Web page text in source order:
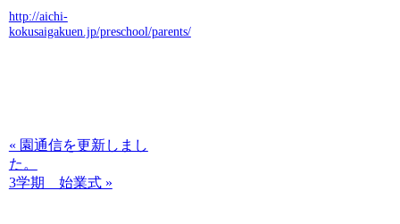
http://aichi-
kokusaigakuen.jp/preschool/parents/
« 園通信を更新しまし
た。
3学期 始業式 »